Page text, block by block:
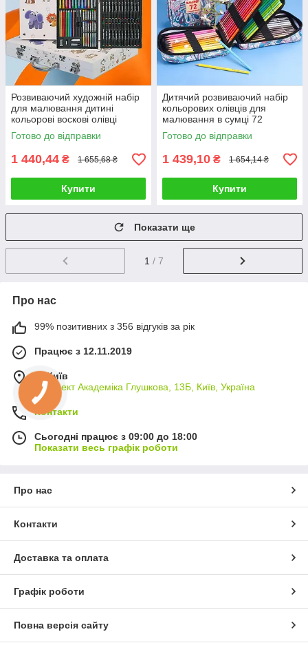
Розвиваючий художній набір
для малювання дитині
кольорові воскові олівці
маркери пастелі фломастери
Готово до відправки
1 440,44 ₴ 1 655,68 ₴
Купити
Дитячий розвиваючий набір
кольорових олівців для
малювання в сумці 72
предмети для творчості
дитині
Готово до відправки
1 439,10 ₴ 1 654,14 ₴
Купити
Показати ще
1 / 7
Про нас
99% позитивних з 356 відгуків за рік
Працює з 12.11.2019
м. Київ
проспект Академіка Глушкова, 13Б, Київ, Україна
Контакти
Сьогодні працює з 09:00 до 18:00
Показати весь графік роботи
Про нас
Контакти
Доставка та оплата
Графік роботи
Повна версія сайту